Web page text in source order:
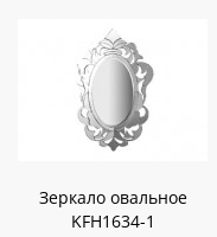
Зеркало овальное
KFH1634-1